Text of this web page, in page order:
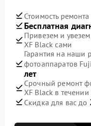
Стоимость ремонта
Бесплатная
Привезем и
XF Black сами
Гарантия на наши
фотоаппаратов
лет
Срочный ремонт
XF Black в течении
Скидка для вас до